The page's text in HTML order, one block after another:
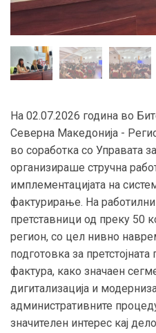
На 02.07.2026 година во
Северна Македонија -
во соработка со Управата
организираше стручна
имплементацијата на
фактурирање. На
претставници од преку 50
регион, со цел нивно
подготовка за
фактура, како значаен
дигитализација и
административните
значителен интерес кај